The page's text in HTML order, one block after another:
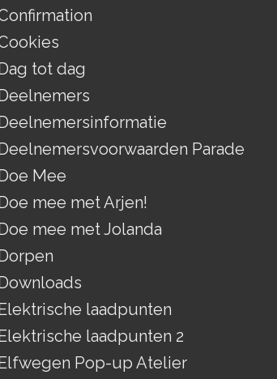
tot dag
Parade
Mee
mee met Arjen!
mee met Jolanda
laadpunten
laadpunten 2
Pop-up Atelier